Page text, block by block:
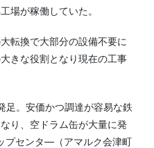
場が稼働していた。
転換で大部分の設備不要に
きな役割となり現在の工事
足。安価かつ調達が容易な鉄
り、空ドラム缶が大量に発
プセンタ—（アマルク会津町